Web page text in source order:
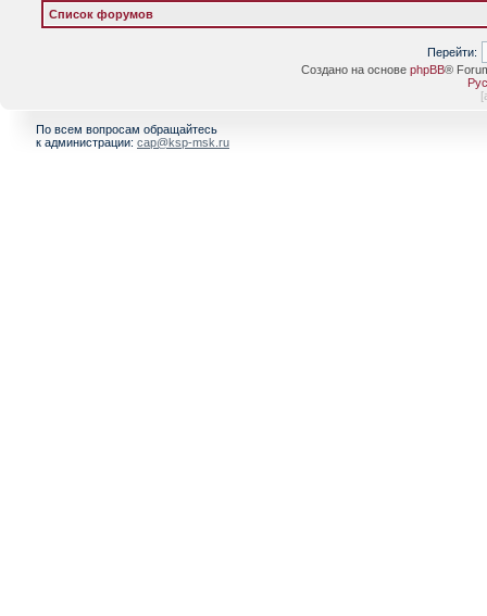
Список форумов
Перейти:
Создано на основе phpBB®
[
По всем вопросам обращайтесь
к администрации: cap@ksp-msk.ru